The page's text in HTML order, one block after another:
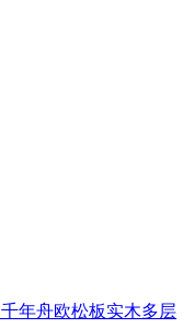
千年舟欧松板实木多层